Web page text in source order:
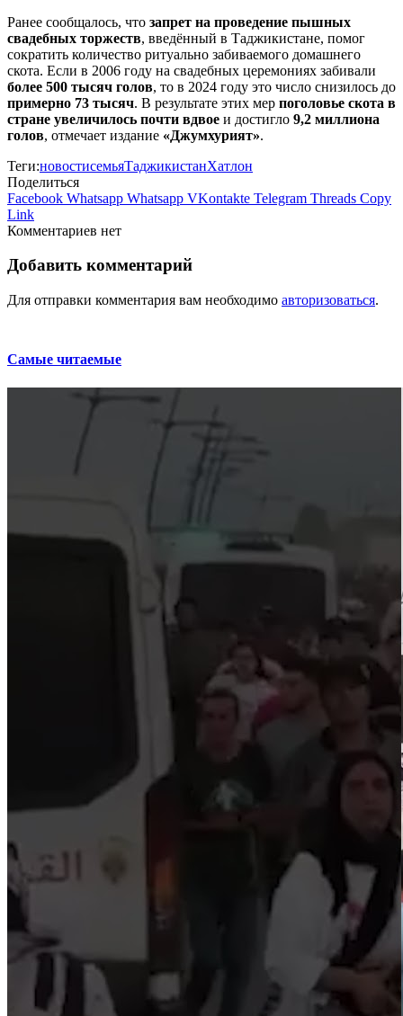
Ранее сообщалось, что запрет на проведение пышных
свадебных торжеств, введённый в Таджикистане, помог
сократить количество ритуально забиваемого домашнего
скота. Если в 2006 году на свадебных церемониях забивали
более 500 тысяч голов, то в 2024 году это число снизилось до
примерно 73 тысяч. В результате этих мер поголовье скота в
стране увеличилось почти вдвое и достигло 9,2 миллиона
голов, отмечает издание «Джумхурият».
Теги:новостисемьяТаджикистанХатлон
Поделиться
Facebook Whatsapp Whatsapp VKontakte Telegram Threads Copy
Link
Комментариев нет
Добавить комментарий
Для отправки комментария вам необходимо авторизоваться.
Самые читаемые